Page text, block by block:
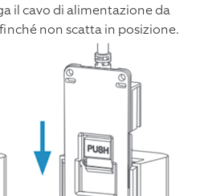
il cavo di alimentazione da
non scatta in posizione.